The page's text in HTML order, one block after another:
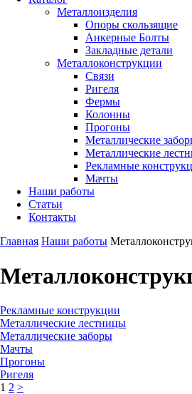
Металлоизделия
Опоры скользящие
Анкерные Болты
Закладные детали
Металлоконструкции
Связи
Ригеля
Фермы
Колонны
Прогоны
Металлические
Металлические
Рекламные
Мачты
Наши работы
Статьи
Контакты
Главная Наши работы
Рекламные конструкции
Металлические лестницы
Металлические заборы
Мачты
Прогоны
Ригеля
1 2 >